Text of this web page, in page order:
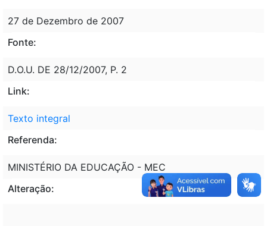
27 de Dezembro de 2007
Fonte:
D.O.U. DE 28/12/2007, P. 2
Link:
Texto integral
Referenda:
MINISTÉRIO DA EDUCAÇÃO - MEC
Alteração: